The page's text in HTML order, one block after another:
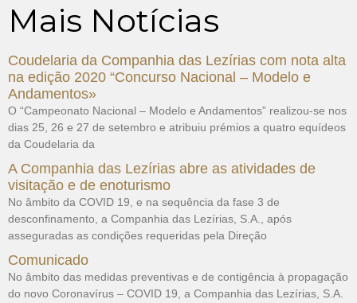
Mais Notícias
Coudelaria da Companhia das Lezírias com nota alta
na edição 2020 “Concurso Nacional – Modelo e
Andamentos»
O “Campeonato Nacional – Modelo e Andamentos” realizou-se nos
dias 25, 26 e 27 de setembro e atribuiu prémios a quatro equídeos
da Coudelaria da
A Companhia das Lezírias abre as atividades de
visitação e de enoturismo
No âmbito da COVID 19, e na sequência da fase 3 de
desconfinamento, a Companhia das Lezírias, S.A., após
asseguradas as condições requeridas pela Direção
Comunicado
No âmbito das medidas preventivas e de contigência à propagação
do novo Coronavírus – COVID 19, a Companhia das Lezírias, S.A.